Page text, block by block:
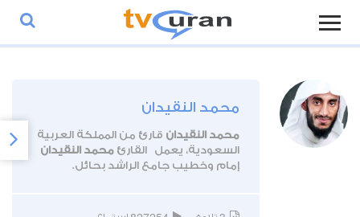
محمد النقيدان
محمد النقيدان قارئ من المملكة العربية
السعودية، يعمل القارئ محمد النقيدان
إمام وخطيب جامع الراشد بحائل.